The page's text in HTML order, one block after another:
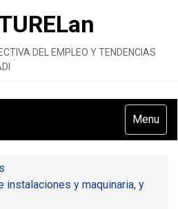
Lan
DEL EMPLEO Y TENDENCIAS
Toggle
Menu
instalaciones y maquinaria, y